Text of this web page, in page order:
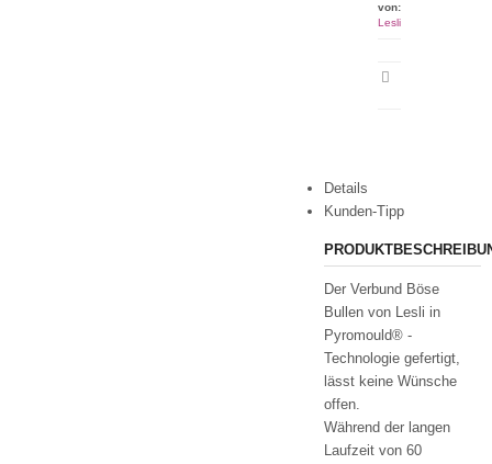
von:
Lesli
Details
Kunden-Tipp
Der Verbund Böse
Bullen von Lesli in
Pyromould® -
Technologie gefertigt,
lässt keine Wünsche
offen.
Während der langen
Laufzeit von 60